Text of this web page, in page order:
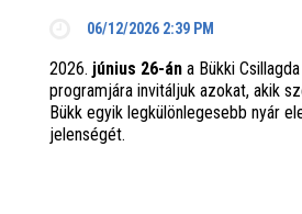
06/12/2026 2:39 PM
2026. június 26-án a Bükki
programjára invitáljuk azokat, akik
Bükk egyik legkülönlegesebb nyár
jelenségét.